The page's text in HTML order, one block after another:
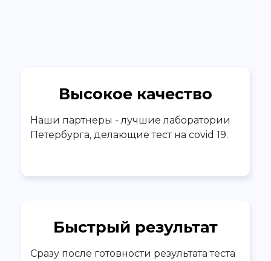
Высокое качество
Наши партнеры - лучшие лаборатории
Петербурга, делающие тест на covid 19.
Быстрый результат
Сразу после готовности результата теста